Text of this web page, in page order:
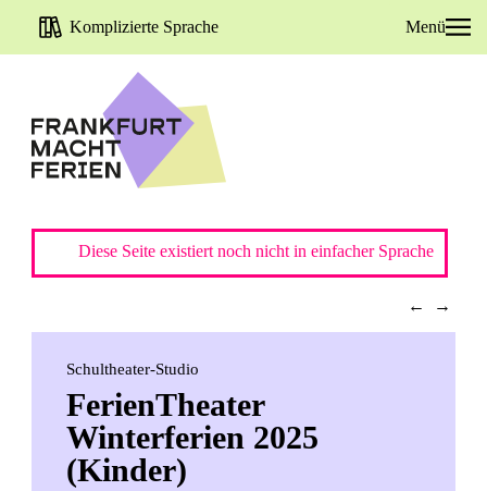
Komplizierte Sprache Menü
Diese Seite existiert noch nicht in einfacher Sprache
← →
Schultheater-Studio
FerienTheater
Winterferien 2025
(Kinder)